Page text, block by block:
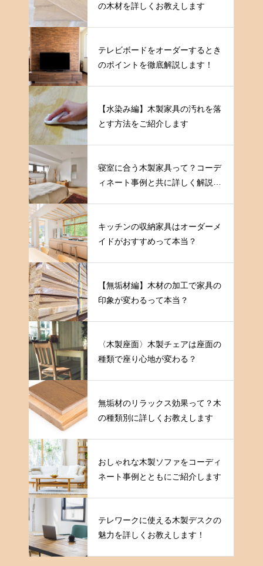
の木材を詳しくお教えします
テレビボードをオーダーするとき
のポイントを徹底解説します！
【水染み編】木製家具の汚れを落
とす方法をご紹介します
寝室に合う木製家具って？コーデ
ィネート事例と共に詳しく解説し
キッチンの収納家具はオーダーメ
イドがおすすめって本当？
【無垢材編】木材の加工で家具の
印象が変わるって本当？
〈木製座面〉木製チェアは座面の
種類で座り心地が変わる？
無垢材のリラックス効果って？木
の種類別に詳しくお教えします
おしゃれな木製ソファをコーディ
ネート事例とともにご紹介します
テレワークに使える木製デスクの
魅力を詳しくお教えします！